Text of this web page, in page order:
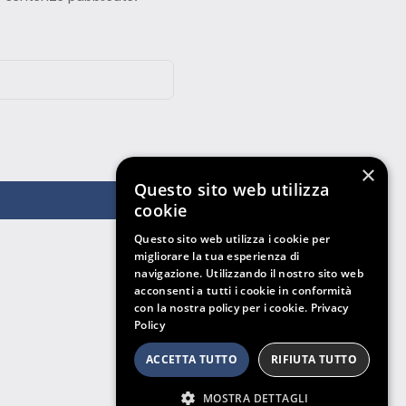
×
Questo sito web utilizza
cookie
Questo sito web utilizza i cookie per
migliorare la tua esperienza di
navigazione. Utilizzando il nostro sito web
acconsenti a tutti i cookie in conformità
con la nostra policy per i cookie. Privacy
Policy
ACCETTA TUTTO RIFIUTA TUTTO
MOSTRA DETTAGLI